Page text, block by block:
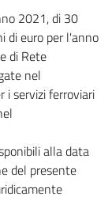
2021, di 30
di euro per l'anno
di Rete
nel
servizi ferroviari
alla data
del presente